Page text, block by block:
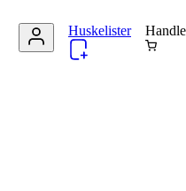
Huskelister